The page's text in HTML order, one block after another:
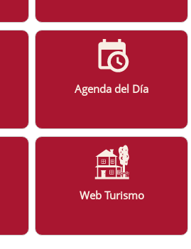
Agenda del Día
Web Turismo